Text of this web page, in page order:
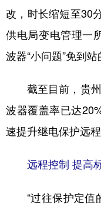
改，时长缩短至30
供电局变电管理一
波器“小问题”免到
截至目前，贵州
波器覆盖率已达
速提升继电保护远
远程控制 提高
“过往保护定值